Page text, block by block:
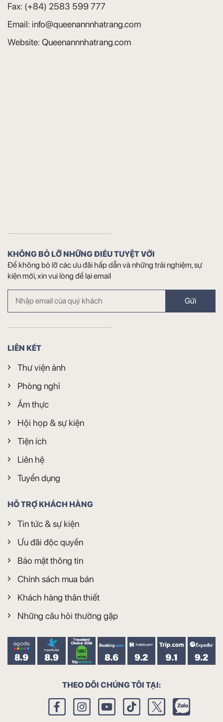
Fax: (+84) 2583 599 777
Email: info@queenannnhatrang.com
Website: Queenannnhatrang.com
KHÔNG BỎ LỠ NHỮNG ĐIỀU TUYỆT VỜI
Để không bỏ lỡ các ưu đãi hấp dẫn và những trải nghiệm, sự
kiện mới, xin vui lòng để lại email
Gửi
LIÊN KẾT
Thư viện ảnh
Phòng nghỉ
Ẩm thực
Hội họp & sự kiện
Tiện ích
Liên hệ
Tuyển dụng
HỖ TRỢ KHÁCH HÀNG
Tin tức & sự kiện
Ưu đãi độc quyền
Bảo mật thông tin
Chính sách mua bán
Khách hàng thân thiết
Những câu hỏi thường gặp
THEO DÕI CHÚNG TÔI TẠI: